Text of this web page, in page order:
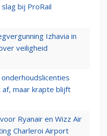
bij ProRail
Izhavia in
veiligheid
maar krapte blijft
Ryanair en Wizz Air
Charleroi Airport